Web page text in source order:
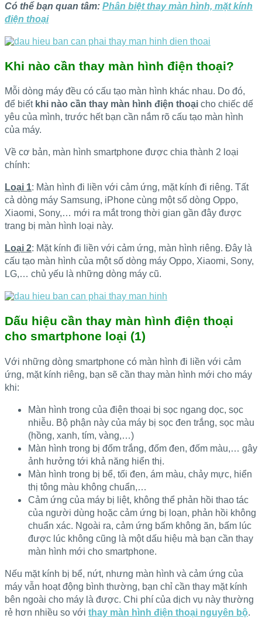
Có thể bạn quan tâm: Phân biệt thay màn hình, mặt kính
điện thoại
Khi nào cần thay màn hình điện thoại?
Mỗi dòng máy đều có cấu tạo màn hình khác nhau. Do đó,
để biết khi nào cần thay màn hình điện thoại cho chiếc dế
yêu của mình, trước hết bạn cần nắm rõ cấu tạo màn hình
của máy.
Về cơ bản, màn hình smartphone được chia thành 2 loại
chính:
Loại 1: Màn hình đi liền với cảm ứng, mặt kính đi riêng. Tất
cả dòng máy Samsung, iPhone cùng một số dòng Oppo,
Xiaomi, Sony,… mới ra mắt trong thời gian gần đây được
trang bị màn hình loại này.
Loại 2: Mặt kính đi liền với cảm ứng, màn hình riêng. Đây là
cấu tạo màn hình của một số dòng máy Oppo, Xiaomi, Sony,
LG,… chủ yếu là những dòng máy cũ.
Dấu hiệu cần thay màn hình điện thoại
cho smartphone loại (1)
Với những dòng smartphone có màn hình đi liền với cảm
ứng, mặt kính riêng, bạn sẽ cần thay màn hình mới cho máy
khi:
Màn hình trong của điện thoại bị sọc ngang dọc, sọc
nhiễu. Bộ phận này của máy bị sọc đen trắng, sọc màu
(hồng, xanh, tím, vàng,…)
Màn hình trong bị đốm trắng, đốm đen, đốm màu,… gây
ảnh hưởng tới khả năng hiển thị.
Màn hình trong bị bể, tối đen, ám màu, chảy mực, hiển
thị tông màu không chuẩn,…
Cảm ứng của máy bị liệt, không thể phản hồi thao tác
của người dùng hoặc cảm ứng bị loạn, phản hồi không
chuẩn xác. Ngoài ra, cảm ứng bấm không ăn, bấm lúc
được lúc không cũng là một dấu hiệu mà bạn cần thay
màn hình mới cho smartphone.
Nếu mặt kính bị bể, nứt, nhưng màn hình và cảm ứng của
máy vẫn hoạt động bình thường, bạn chỉ cần thay mặt kính
bên ngoài cho máy là được. Chi phí của dịch vụ này thường
rẻ hơn nhiều so với thay màn hình điện thoại nguyên bộ.